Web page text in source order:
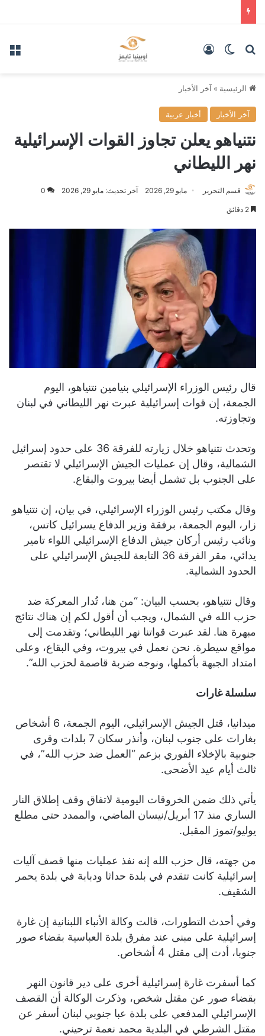
بحث عنالوضع المظلم
الرئيسية » آخر الأخبار
آخر الأخبار أخبار عربية
نتنياهو يعلن تجاوز القوات الإسرائيلية
نهر الليطاني
قسم التحرير مايو 29, 2026 آخر تحديث: مايو 29, 2026 0
قال رئيس الوزراء الإسرائيلي بنيامين نتنياهو، اليوم
الجمعة، إن قوات إسرائيلية عبرت نهر الليطاني في لبنان
‌‌وتجاوزته.
وتحدث نتنياهو خلال زيارته للفرقة 36 على حدود إسرائيل
الشمالية، وقال إن عمليات الجيش الإسرائيلي لا تقتصر
على الجنوب بل تشمل أيضا بيروت والبقاع.
وقال مكتب رئيس الوزراء الإسرائيلي، في بيان، إن نتنياهو
زار، اليوم الجمعة، برفقة وزير الدفاع يسرائيل كاتس،
ونائب رئيس أركان جيش الدفاع الإسرائيلي اللواء تامير
يدائي، مقر الفرقة 36 التابعة للجيش الإسرائيلي على
الحدود الشمالية.
وقال نتنياهو، بحسب البيان: “من هنا، تُدار المعركة ضد
حزب الله في الشمال، ويجب أن أقول لكم إن هناك نتائج
مبهرة هنا. لقد عبرت قواتنا نهر الليطاني؛ وتقدمت إلى
مواقع سيطرة. نحن نعمل في بيروت، وفي البقاع، وعلى
امتداد الجبهة بأكملها، ونوجه ضربة قاصمة لحزب الله”.
سلسلة غارات
ميدانيا، قتل الجيش الإسرائيلي، اليوم الجمعة، 6 أشخاص
بغارات على جنوب لبنان، وأنذر سكان 7 بلدات وقرى
جنوبية بالإخلاء الفوري بزعم “العمل ضد حزب الله”، في
ثالث أيام عيد الأضحى.
يأتي ذلك ضمن الخروقات اليومية لاتفاق وقف إطلاق النار
الساري منذ 17 أبريل/نيسان الماضي، والممدد حتى مطلع
يوليو/تموز المقبل.
من جهته، قال حزب الله إنه نفذ عمليات منها قصف آليات
إسرائيلية كانت تتقدم في بلدة حداثا ودبابة في بلدة يحمر
الشقيف.
وفي أحدث التطورات، قالت وكالة الأنباء اللبنانية إن غارة
إسرائيلية على مبنى عند مفرق بلدة العباسية بقضاء صور
جنوبا، أدت إلى مقتل 4 أشخاص.
كما أسفرت غارة إسرائيلية أخرى على دير قانون النهر
بقضاء صور عن مقتل شخص، وذكرت الوكالة أن القصف
الإسرائيلي المدفعي على بلدة عبا جنوبي لبنان أسفر عن
مقتل الشرطي في البلدية محمد نعمة ترحيني.